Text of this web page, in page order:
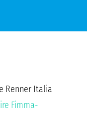
Renner Italia
Fimma-